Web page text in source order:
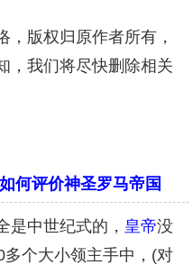
，版权归原作者所有，
，我们将尽快删除相关
何评价神圣罗马帝国
中世纪式的， 皇帝没
个大小领主手中，(对